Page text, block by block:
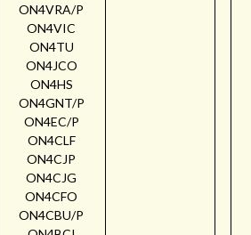
ON4VRA/P
ON4VIC
ON4TU
ON4JCO
ON4HS
ON4GNT/P
ON4EC/P
ON4CLF
ON4CJP
ON4CJG
ON4CFO
ON4CBU/P